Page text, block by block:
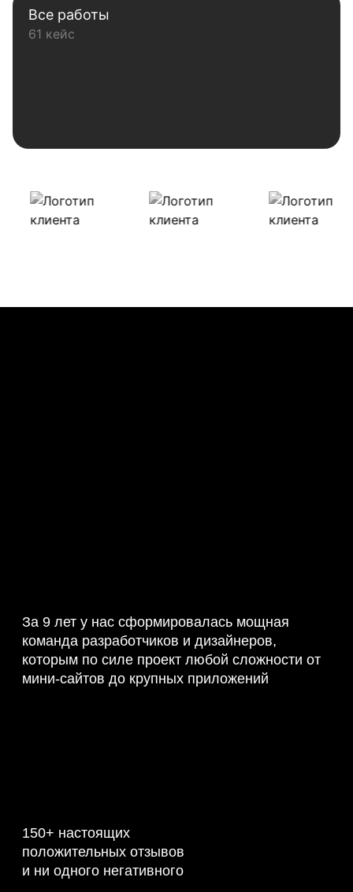
Все работы
61 кейс
Наши клиенты
За 9 лет у нас сформировалась мощная
команда разработчиков и дизайнеров,
которым по силе проект любой сложности от
мини-сайтов до крупных приложений
150+ настоящих
положительных отзывов
и ни одного негативного